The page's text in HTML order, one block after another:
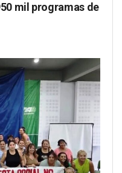
mil programas de